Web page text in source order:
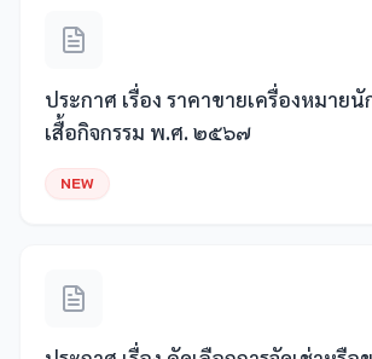
ประกาศ เรื่อง ราคาขายเครื่องหมาย
เสื้อกิจกรรม พ.ศ. ๒๕๖๗
NEW